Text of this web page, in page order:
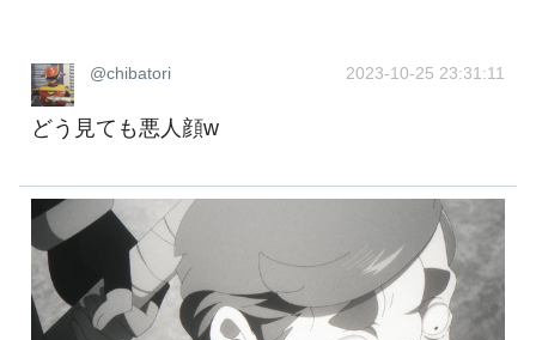
@chibatori 2023-10-25 23:31:11
どう見ても悪人顔w